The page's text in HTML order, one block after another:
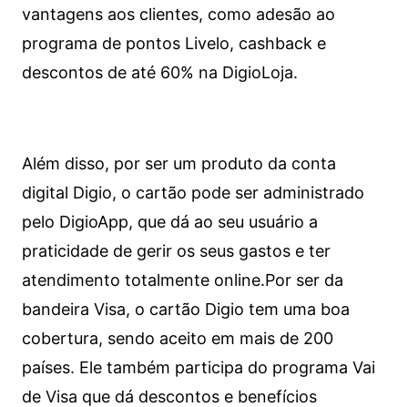
vantagens aos clientes, como adesão ao
programa de pontos Livelo, cashback e
descontos de até 60% na DigioLoja.
Além disso, por ser um produto da conta
digital Digio, o cartão pode ser administrado
pelo DigioApp, que dá ao seu usuário a
praticidade de gerir os seus gastos e ter
atendimento totalmente online.Por ser da
bandeira Visa, o cartão Digio tem uma boa
cobertura, sendo aceito em mais de 200
países. Ele também participa do programa Vai
de Visa que dá descontos e benefícios